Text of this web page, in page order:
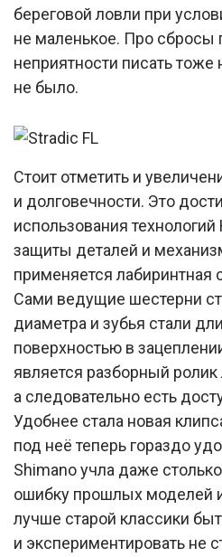
береговой ловли при
не маленькое. Про сбросы
неприятности писать тоже
не было.
Стоит отметить и
и долговечности. Это
использования
защиты деталей и
применяется лабиринтная
Сами ведущие шестерни
диаметра и зубья стали
поверхностью в
является разборный ролик
а следовательно есть
Удобнее стала новая
под неё теперь гораздо
Shimano учла даже
ошибку прошлых моделей
лучше старой классики
и экспериментировать не